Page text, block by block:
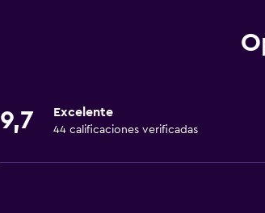
Senderismo
9,7 Excelente
44 calificaciones verificadas